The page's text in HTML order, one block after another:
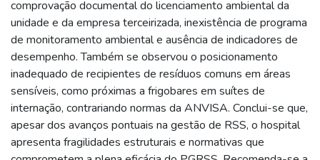
comprovação documental do licenciamento ambiental da
unidade e da empresa terceirizada, inexistência de programa
de monitoramento ambiental e ausência de indicadores de
desempenho. Também se observou o posicionamento
inadequado de recipientes de resíduos comuns em áreas
sensíveis, como próximas a frigobares em suítes de
internação, contrariando normas da ANVISA. Conclui-se que,
apesar dos avanços pontuais na gestão de RSS, o hospital
apresenta fragilidades estruturais e normativas que